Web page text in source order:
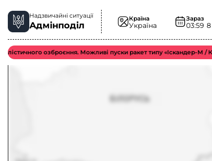
Надзвичайні ситуації
Адмінподіл
Країна
Україна
Зараз
03:59
озброєння. Можливі пуски ракет типу «Іскандер-М / КН-23